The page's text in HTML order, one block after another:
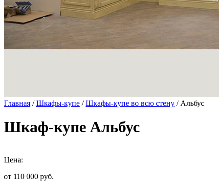
Главная /Шкафы-купе /Шкафы-купе во всю стену / Альбус
Шкаф-купе Альбус
Цена:
от 110 000 руб.